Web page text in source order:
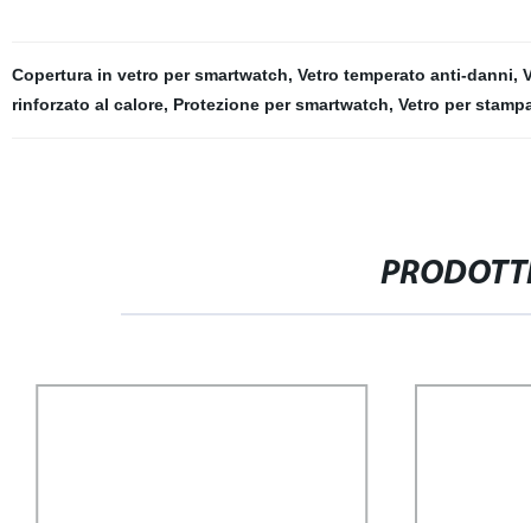
Copertura in vetro per smartwatch, Vetro temperato anti-danni,
rinforzato al calore, Protezione per smartwatch, Vetro per